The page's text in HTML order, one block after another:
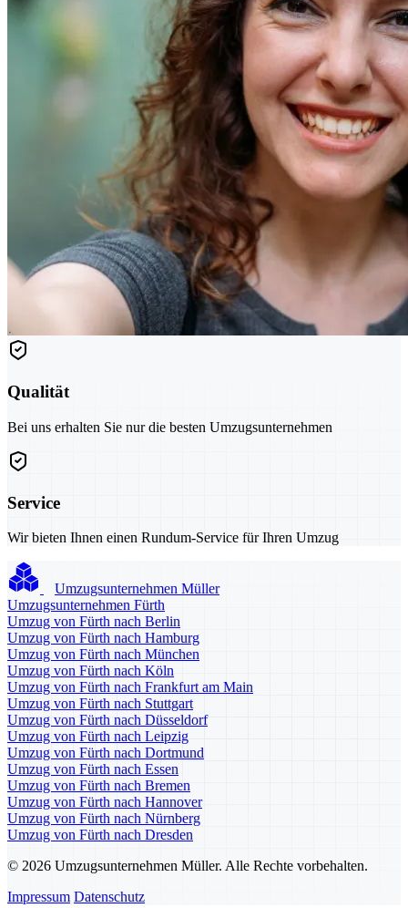
Qualität
Bei uns erhalten Sie nur die besten Umzugsunternehmen
Service
Wir bieten Ihnen einen Rundum-Service für Ihren Umzug
Umzugsunternehmen Müller
Umzugsunternehmen Fürth
Umzug von Fürth nach Berlin
Umzug von Fürth nach Hamburg
Umzug von Fürth nach München
Umzug von Fürth nach Köln
Umzug von Fürth nach Frankfurt am Main
Umzug von Fürth nach Stuttgart
Umzug von Fürth nach Düsseldorf
Umzug von Fürth nach Leipzig
Umzug von Fürth nach Dortmund
Umzug von Fürth nach Essen
Umzug von Fürth nach Bremen
Umzug von Fürth nach Hannover
Umzug von Fürth nach Nürnberg
Umzug von Fürth nach Dresden
© 2026 Umzugsunternehmen Müller. Alle Rechte vorbehalten.
Impressum Datenschutz